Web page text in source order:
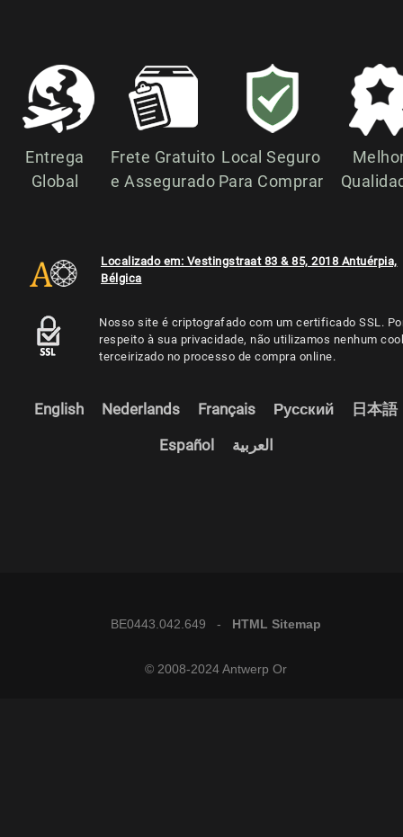
Entrega
Global
Frete Gratuito
e Assegurado
Local Seguro
Para Comprar
Localizado em: Vestingstraat 83 & 85, 2018 Antuérpia,
Bélgica
Nosso site é criptografado com um certificado SSL.
respeito à sua privacidade, não utilizamos nenhum
terceirizado no processo de compra online.
English Nederlands Français Русский 日本語
Español العربية
BE0443.042.649 - HTML Sitemap
© 2008-2024 Antwerp Or